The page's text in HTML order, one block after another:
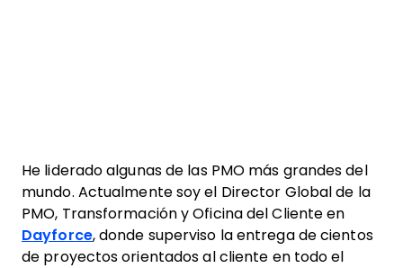
He liderado algunas de las PMO más grandes del
mundo. Actualmente soy el Director Global de la
PMO, Transformación y Oficina del Cliente en
Dayforce, donde superviso la entrega de cientos
de proyectos orientados al cliente en todo el